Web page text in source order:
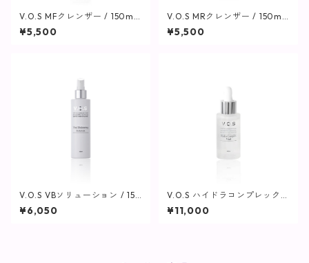
V.O.S MFクレンザー / 150ml
【SPICARE】
¥5,500
V.O.S MRクレンザー / 150ml
【SPICARE】
¥5,500
V.O.S VBソリューション / 150
ml【SPICARE】
¥6,050
V.O.S ハイドラコンプレックス
バイアル / 30ml【SPICARE】
¥11,000